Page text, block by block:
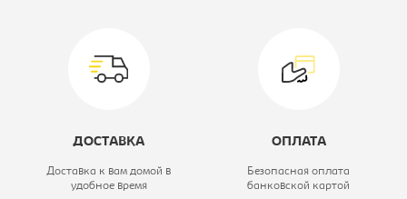
Вид стула: Стул барный
каркас-хром
ДОСТАВКА
Доставка к вам домой в
удобное время
ОПЛАТА
Безопасная оплата
банковской картой